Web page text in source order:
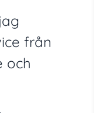
från
och